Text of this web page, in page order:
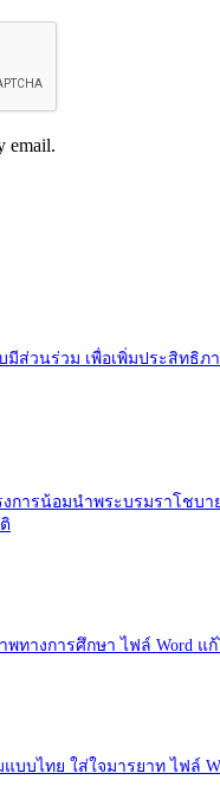
email.
ส่วนร่วม เพื่อเพิ่มประสิทธิภ
การน้อมนำพระบรมราโชบา
ทางการศึกษา ไฟล์ Word แ
บบไทย ใส่ใจมารยาท ไฟล์